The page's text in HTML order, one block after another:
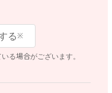
る※
る場合がございます。